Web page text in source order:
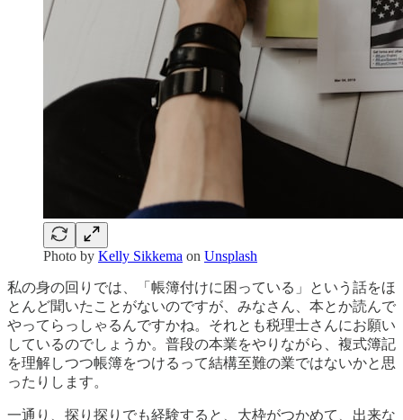
Photo by Kelly Sikkema on Unsplash
私の身の回りでは、「帳簿付けに困っている」という話をほ
とんど聞いたことがないのですが、みなさん、本とか読んで
やってらっしゃるんですかね。それとも税理士さんにお願い
しているのでしょうか。普段の本業をやりながら、複式簿記
を理解しつつ帳簿をつけるって結構至難の業ではないかと思
ったりします。
一通り、探り探りでも経験すると、大枠がつかめて、出来な